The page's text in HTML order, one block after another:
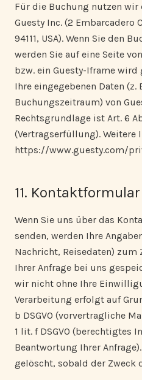
Für die Buchung nutzen wir
Guesty Inc. (2 Embarcadero
94111, USA). Wenn Sie den
werden Sie auf eine Seite
bzw. ein Guesty-Iframe wird
Ihre eingegebenen Daten (z.
Buchungszeitraum) von
Rechtsgrundlage ist Art. 6
(Vertragserfüllung). Weitere
https://www.guesty.com/
11. Kontaktformular
Wenn Sie uns über das
senden, werden Ihre
Nachricht, Reisedaten) zum
Ihrer Anfrage bei uns
wir nicht ohne Ihre
Verarbeitung erfolgt auf
b DSGVO (vorvertragliche
1 lit. f DSGVO (berechtigtes
Beantwortung Ihrer
gelöscht, sobald der Zweck